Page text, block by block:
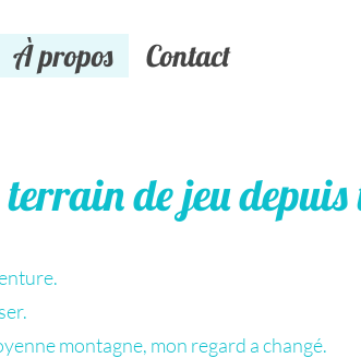
À propos Contact
de jeu
montagne, mon regard a changé.